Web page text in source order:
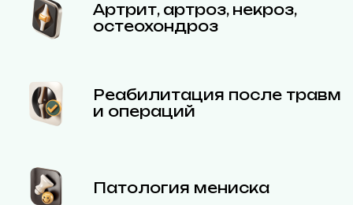
Артрит, артроз, некроз,
остеохондроз
Реабилитация после травм
и операций
Патология мениска